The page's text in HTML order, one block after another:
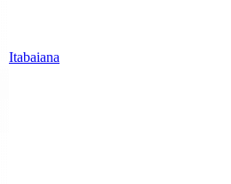
Itabaiana